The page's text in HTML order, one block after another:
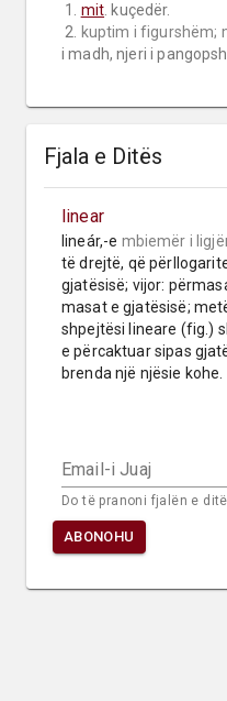
1. mit . kuçedër.
2.
kuptim i figurshëm;
i madh, njeri i
Fjala e Ditës
linear
lineár,-e mbiemër i
të drejtë, që
gjatësisë; vijor:
masat e gjatësisë;
shpejtësi lineare (fig.)
e përcaktuar sipas
brenda një njësie kohe.
Email-i Juaj
Do të pranoni fjalën e
ABONOHU